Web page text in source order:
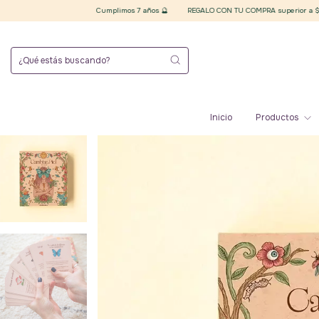
Cumplimos 7 años 🔮 REGALO CON TU COMPRA superior a $20.000
Inicio Productos